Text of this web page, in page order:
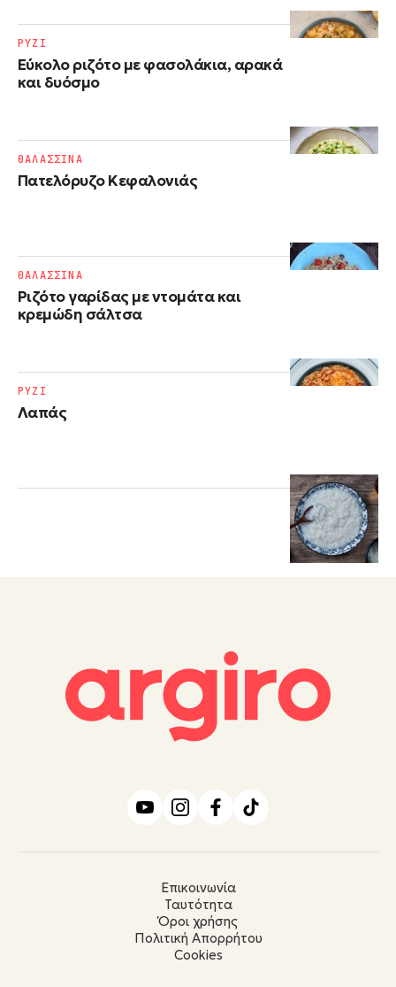
Εύκολο ριζότο με φασολάκια, αρακά
και δυόσμο
ΡΥΖΙ
Πατελόρυζο Κεφαλονιάς
ΘΑΛΑΣΣΙΝΑ
Ριζότο γαρίδας με ντομάτα και
κρεμώδη σάλτσα
ΘΑΛΑΣΣΙΝΑ
Λαπάς
ΡΥΖΙ
Επικοινωνία
Ταυτότητα
Όροι χρήσης
Πολιτική Απορρήτου
Cookies